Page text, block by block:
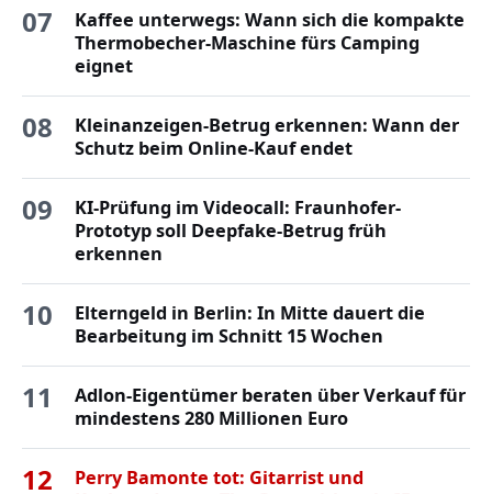
07
Kaffee unterwegs: Wann sich die kompakte
Thermobecher-Maschine fürs Camping
eignet
08
Kleinanzeigen-Betrug erkennen: Wann der
Schutz beim Online-Kauf endet
09
KI-Prüfung im Videocall: Fraunhofer-
Prototyp soll Deepfake-Betrug früh
erkennen
10
Elterngeld in Berlin: In Mitte dauert die
Bearbeitung im Schnitt 15 Wochen
11
Adlon-Eigentümer beraten über Verkauf für
mindestens 280 Millionen Euro
12
Perry Bamonte tot: Gitarrist und